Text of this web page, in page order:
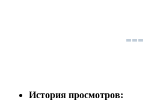
История просмотров: